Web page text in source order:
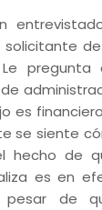
Le
es
se siente
hecho de
es en
pesar de